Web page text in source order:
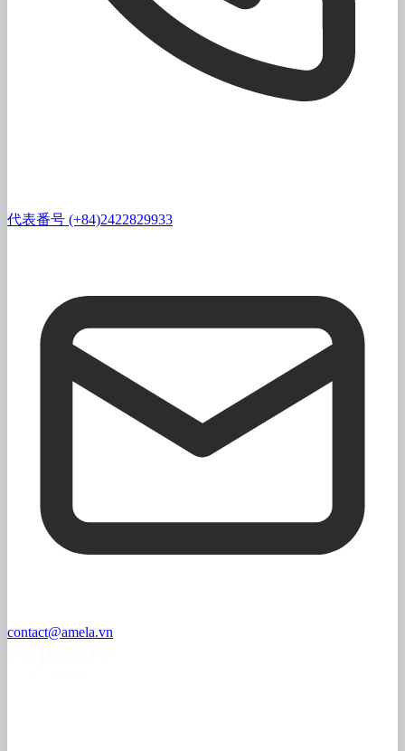
代表番号 (+84)2422829933
contact@amela.vn